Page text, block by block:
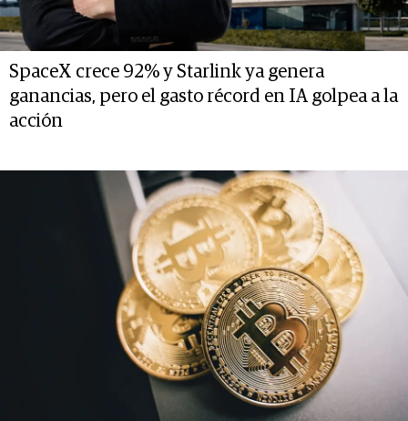
SpaceX crece 92% y Starlink ya genera
ganancias, pero el gasto récord en IA golpea a la
acción